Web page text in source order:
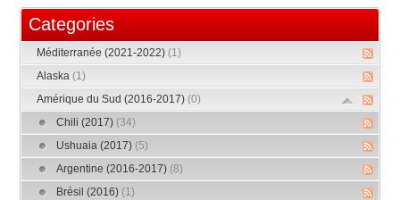
Categories
Méditerranée (2021-2022) (1)
Alaska (1)
Amérique du Sud (2016-2017) (0)
Chili (2017) (34)
Ushuaia (2017) (5)
Argentine (2016-2017) (8)
Brésil (2016) (1)